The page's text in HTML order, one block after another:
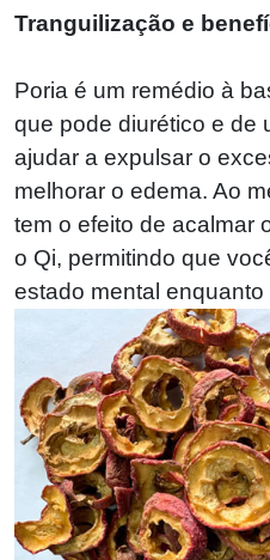
Tranguilização e
Poria é um remédio à
que pode diurético e de
ajudar a expulsar o
melhorar o edema. Ao
tem o efeito de acalmar
o Qi, permitindo que
estado mental